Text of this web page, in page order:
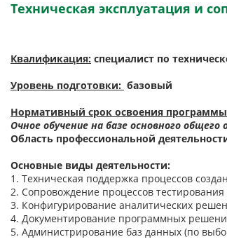
Техническая эксплуатация и
Квалификация: cпециалист по
Уровень подготовки: базовый
Нормативный срок освоения
Очное обучение на базе основного общего
Область профессиональной
Основные виды деятельности:
1. Техническая поддержка процессов
2. Сопровождение процессов
3. Конфигурирование аналитических
4. Документирование программных
5. Администрирование баз данных (по